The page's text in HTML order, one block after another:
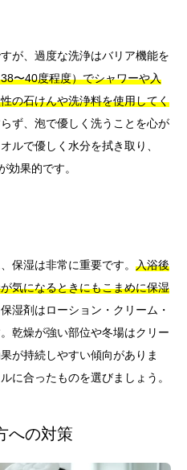
が、過度な洗浄はバリア機能を
〜40度程度）でシャワーや入
の石けんや洗浄料を使用してく
ず、泡で優しく洗うことを心が
ルで優しく水分を拭き取り、
効果的です。
保湿は非常に重要です。 入浴後
気になるときにもこまめに保湿
湿剤はローション・クリーム・
乾燥が強い部位や冬場はクリー
が持続しやすい傾向がありま
に合ったものを選びましょう。
への対策